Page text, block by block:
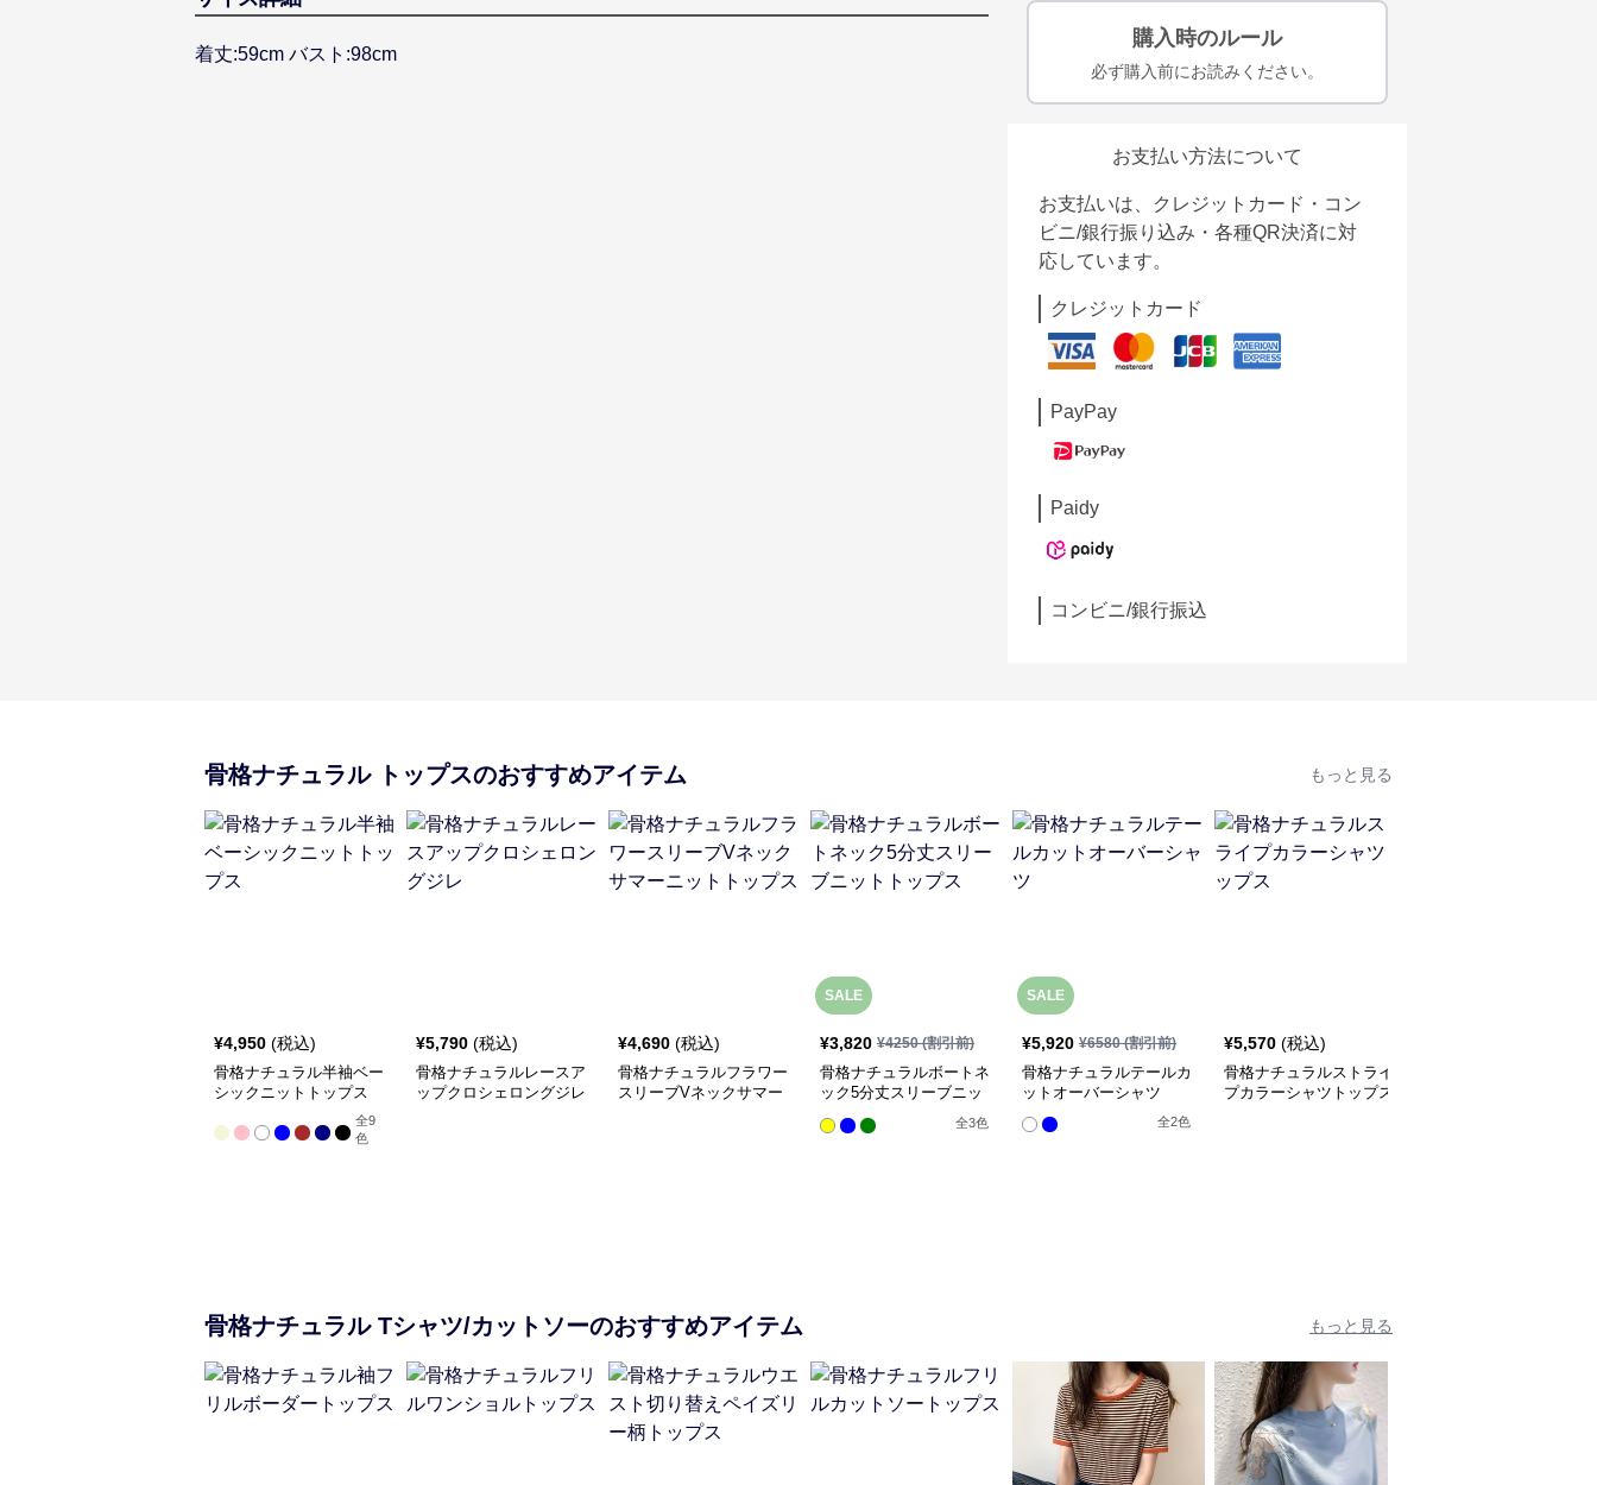
着丈:59cm バスト:98cm
購入時のルール
必ず購入前にお読みください。
お支払い方法について
お支払いは、クレジットカード・コン
ビニ/銀行振り込み・各種QR決済に対
応しています。
クレジットカード
PayPay
Paidy
コンビニ/銀行振込
骨格ナチュラル トップスのおすすめアイテム もっと見る
¥4,950 (税込)
骨格ナチュラル半袖ベー
シックニットトップス
全9
色
¥5,790 (税込)
骨格ナチュラルレースア
ップクロシェロングジレ
¥4,690 (税込)
骨格ナチュラルフラワー
スリーブVネックサマー
SALE
¥3,820 ¥4250(割引前)
骨格ナチュラルボートネ
ック5分丈スリーブニッ
全3色
SALE
¥5,920 ¥6580(割引前)
骨格ナチュラルテールカ
ットオーバーシャツ
全2色
¥5,570 (税込)
骨格ナチュラルストライ
プカラーシャツトップス
骨格ナチュラル Tシャツ/カットソーのおすすめアイテム もっと見る